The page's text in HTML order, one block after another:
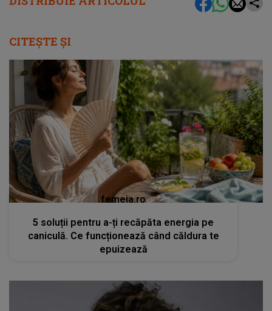
CITEȘTE ȘI
femeia.ro
5 soluții pentru a-ți recăpăta energia pe
caniculă. Ce funcționează când căldura te
epuizează